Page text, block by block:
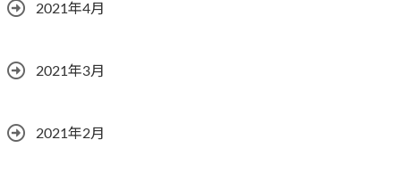
2021年4月
2021年3月
2021年2月